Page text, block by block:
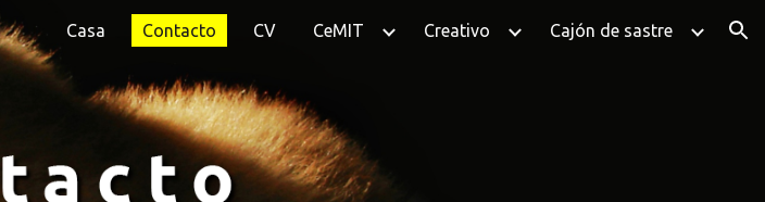
Skip to navigation
Casa Contacto CV CeMIT Creativo Cajón de sastre